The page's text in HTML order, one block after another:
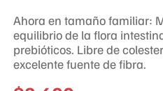
Ahora en tamaño familiar:
equilibrio de la flora
prebióticos. Libre de
excelente fuente de fibra.